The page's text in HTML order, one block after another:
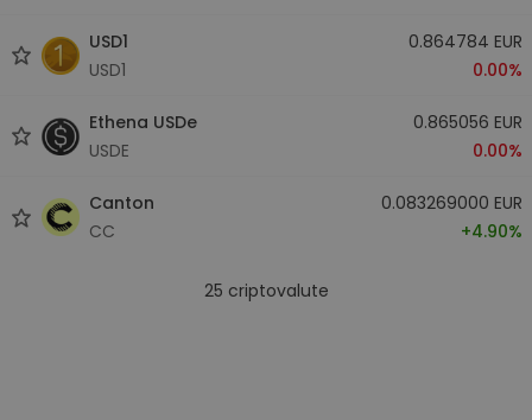
USD1
USD1
0.864784 EUR
0.00%
Ethena USDe
USDE
0.865056 EUR
0.00%
Canton
CC
0.083269000 EUR
+4.90%
25 criptovalute